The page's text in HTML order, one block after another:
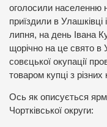
оголосили населенню
приїздили в Улашківці
липня, на день Івана
щорічно на це свято в
совєцької окупації
товаром купці з різних
Ось як описується
Чортківської округи: